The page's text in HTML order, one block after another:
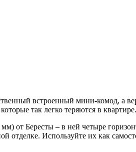
встроенный мини-комод, а
так легко теряются в квартире.
от Бересты – в ней четыре
отделке. Используйте их как